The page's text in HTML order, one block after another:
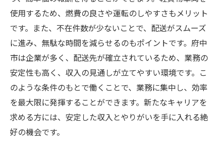
使用するため、燃費の良さや運転のしやすさもメリット
です。また、不在件数が少ないことで、配送がスムーズ
に進み、無駄な時間を減らせるのもポイントです。府中
市は企業が多く、配送先が確立されているため、業務の
安定性も高く、収入の見通しが立てやすい環境です。こ
のような条件のもとで働くことで、業務に集中し、効率
を最大限に発揮することができます。新たなキャリアを
求める方には、安定した収入とやりがいを手に入れる絶
好の機会です。